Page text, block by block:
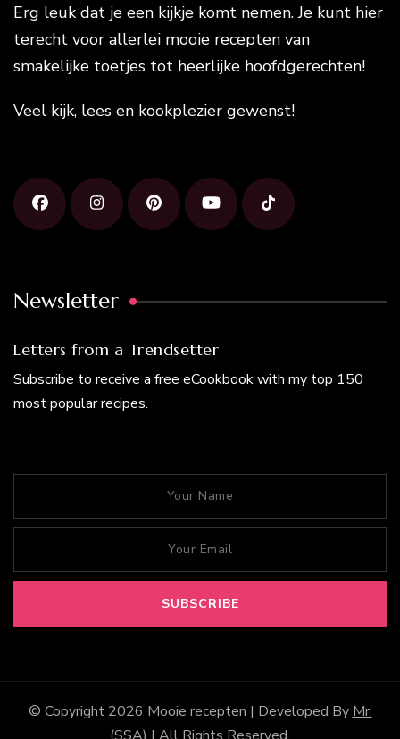
Erg leuk dat je een kijkje komt nemen. Je kunt hier
terecht voor allerlei mooie recepten van
smakelijke toetjes tot heerlijke hoofdgerechten!
Veel kijk, lees en kookplezier gewenst!
Newsletter
Letters from a Trendsetter
Subscribe to receive a free eCookbook with my top 150
most popular recipes.
© Copyright 2026 Mooie recepten | Developed By Mr.
(SSA) | All Rights Reserved.